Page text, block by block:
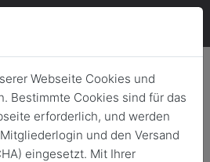
Webseite Cookies und
Bestimmte Cookies sind für das
erforderlich, und werden
und den Versand
eingesetzt. Mit Ihrer